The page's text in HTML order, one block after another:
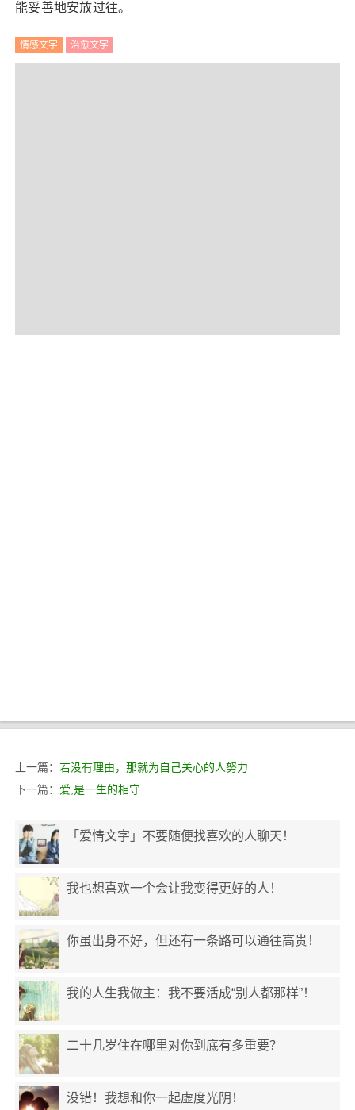
能妥善地安放过往。
情感文字 治愈文字
上一篇： 若没有理由，那就为自己关心的人努力
下一篇： 爱,是一生的相守
「爱情文字」不要随便找喜欢的人聊天！
我也想喜欢一个会让我变得更好的人！
你虽出身不好，但还有一条路可以通往高贵！
我的人生我做主：我不要活成“别人都那样”！
二十几岁住在哪里对你到底有多重要？
没错！我想和你一起虚度光阴！